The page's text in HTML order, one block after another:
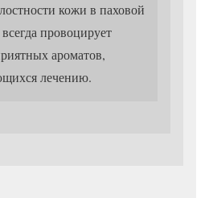
кожи в паховой
провоцирует
ароматов,
лечению.